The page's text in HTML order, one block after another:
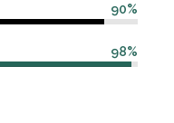
90%
98%